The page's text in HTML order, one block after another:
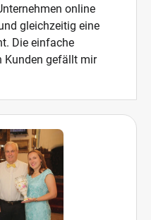
online
gleichzeitig eine
Die einfache
Kunden gefällt mir